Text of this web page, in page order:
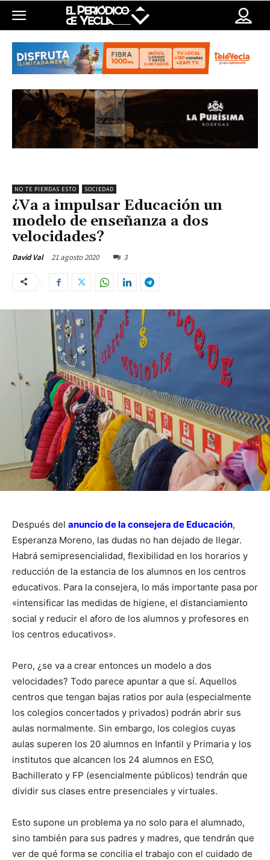
NO TE PIERDAS ESTO SOCIEDAD
¿Va a impulsar Educación un
modelo de enseñanza a dos
velocidades?
David Val 21 agosto 2020 3
Después del anuncio de la consejera de Educación,
Esperanza Moreno, las dudas no han dejado de llegar.
Habrá semipresencialidad, flexibilidad en los horarios y
reducción de la estancia de los alumnos en los centros
educativos. Para la consejera, lo más importante pasa por
«intensificar las medidas de higiene, el distanciamiento
social y reducir el aforo de los alumnos y profesores en
los centros educativos».
Pero, ¿se va a crear entonces un modelo a dos
velocidades? Todo parece apuntar a que sí. Aquellos
centros que tengan bajas ratios por aula (especialmente
los colegios concertados y privados) podrán abrir sus
aulas normalmente. Sin embargo, los colegios cuyas
aulas superen los 20 alumnos en Infantil y Primaria y los
institutos que alcancen los 24 alumnos en ESO,
Bachillerato y FP (esencialmente públicos) tendrán que
dividir sus clases entre presenciales y virtuales.
Esto supone un problema ya no solo para el alumnado,
sino también para sus padres y madres, que tendrán que
ver de qué forma se concilia el trabajo con el cuidado de